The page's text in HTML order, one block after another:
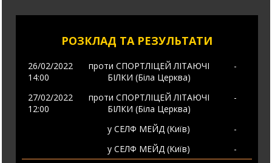
РОЗКЛАД ТА РЕЗУЛЬТАТИ
26/02/2022
14:00
проти СПОРТЛІЦЕЙ ЛІТАЮЧІ
БІЛКИ (Біла Церква)
-
27/02/2022
12:00
проти СПОРТЛІЦЕЙ ЛІТАЮЧІ
БІЛКИ (Біла Церква)
-
у СЕЛФ МЕЙД (Київ)
-
у СЕЛФ МЕЙД (Київ)
-